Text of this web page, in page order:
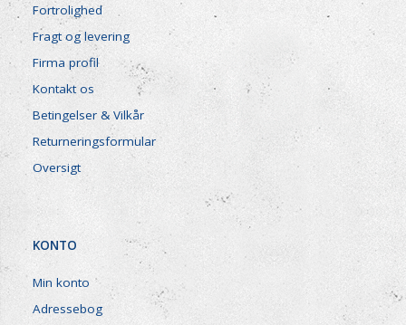
Fortrolighed
Fragt og levering
Firma profil
Kontakt os
Betingelser & Vilkår
Returneringsformular
Oversigt
KONTO
Min konto
Adressebog